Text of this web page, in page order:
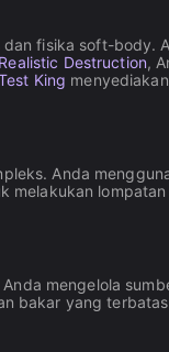
fisika soft-
Destruction,
King
Anda
mengelola
bakar yang